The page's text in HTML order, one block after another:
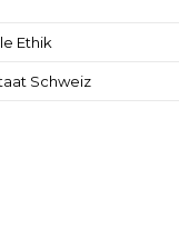
Ethik
Schweiz